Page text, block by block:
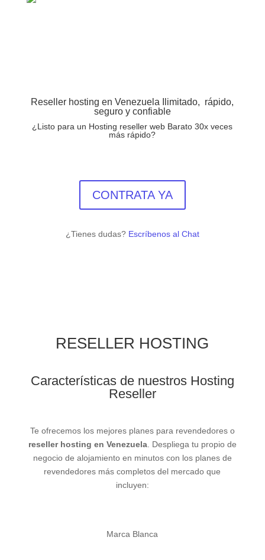
Reseller hosting en Venezuela Ilimitado, rápido,
seguro y confiable
¿Listo para un Hosting reseller web Barato 30x veces
más rápido?
CONTRATA YA
¿Tienes dudas? Escríbenos al Chat
RESELLER HOSTING
Características de nuestros Hosting
Reseller
Te ofrecemos los mejores planes para revendedores o
reseller hosting en Venezuela. Despliega tu propio de
negocio de alojamiento en minutos con los planes de
revendedores más completos del mercado que
incluyen:
Marca Blanca